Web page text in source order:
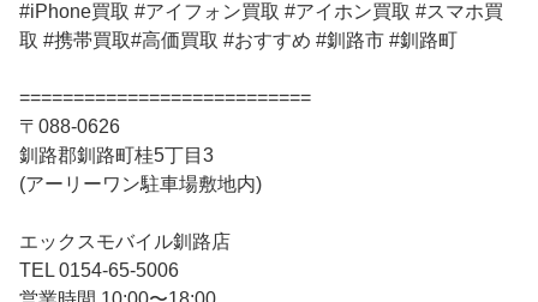
#iPhone買取 #アイフォン買取 #アイホン買取 #スマホ買
取 #携帯買取#高価買取 #おすすめ #釧路市 #釧路町
===========================
〒088-0626
釧路郡釧路町桂5丁目3
(アーリーワン駐車場敷地内)
エックスモバイル釧路店
TEL 0154-65-5006